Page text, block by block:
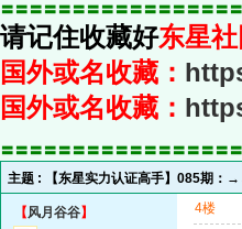
〓〓〓〓〓〓〓〓〓〓〓〓〓〓〓〓
请记住收藏好东星
国外或名收藏：
国外或名收藏：
〓〓〓〓〓〓〓〓〓〓〓〓〓〓〓〓
主题 : 【东星实力认证高手】085
【风月谷谷】
4楼